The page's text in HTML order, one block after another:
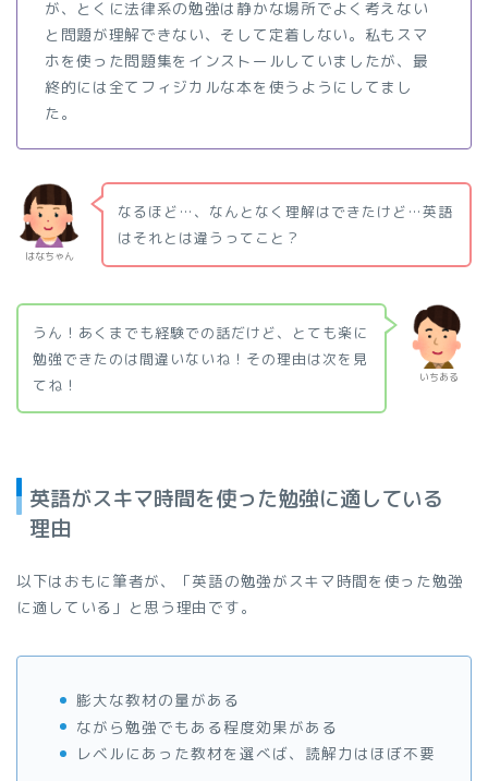
が、とくに法律系の勉強は静かな場所でよく考えない
と問題が理解できない、そして定着しない。私もスマ
ホを使った問題集をインストールしていましたが、最
終的には全てフィジカルな本を使うようにしてまし
た。
はなちゃん
なるほど…、なんとなく理解はできたけど…英語
はそれとは違うってこと？
いちある
うん！あくまでも経験での話だけど、とても楽に
勉強できたのは間違いないね！その理由は次を見
てね！
英語がスキマ時間を使った勉強に適している
理由
以下はおもに筆者が、「英語の勉強がスキマ時間を使った勉強
に適している」と思う理由です。
膨大な教材の量がある
ながら勉強でもある程度効果がある
レベルにあった教材を選べば、読解力はほぼ不要